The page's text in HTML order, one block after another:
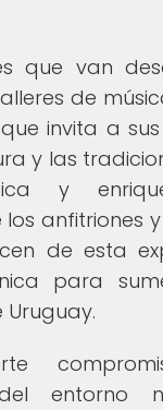
que van
de
invita a
y las
y
anfitriones
de esta
para
del entorno